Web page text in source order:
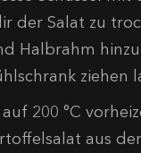
der Salat zu
Halbrahm
ziehen
200 °C
aus